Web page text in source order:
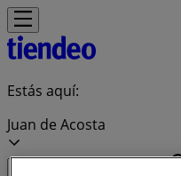
Estás aquí:
Juan de Acosta